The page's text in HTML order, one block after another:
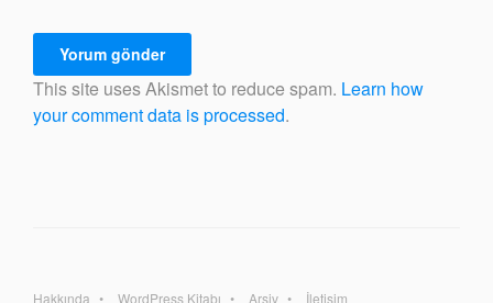
This site uses Akismet to reduce spam. Learn how
your comment data is processed.
Hakkında WordPress Kitabı Arşiv İletişim